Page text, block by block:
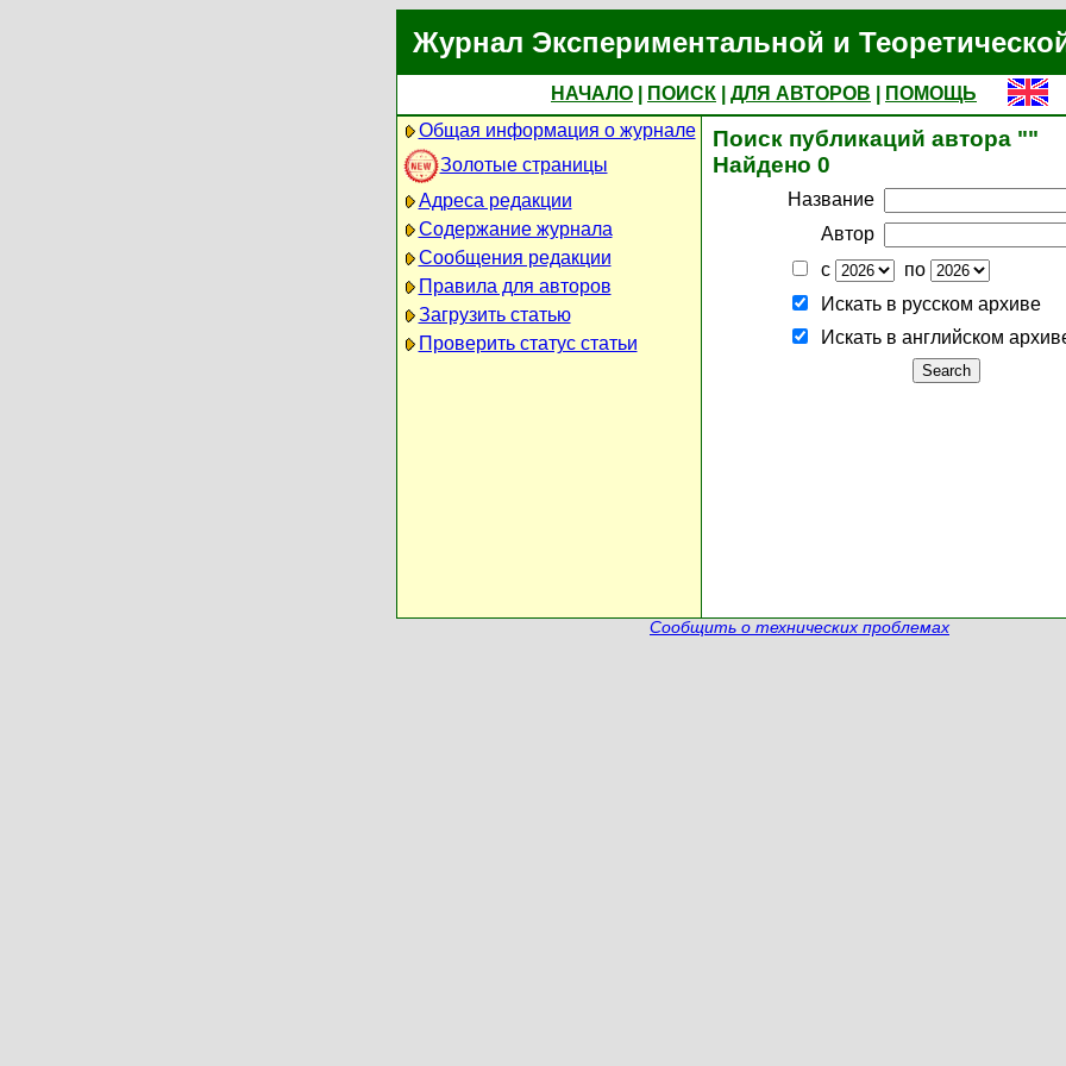
Журнал Экспериментальной и
НАЧАЛО ПОИСК ДЛЯ АВТОРОВ
ПОМОЩЬ
Общая информация о журнале
Золотые страницы
Адреса редакции
Содержание журнала
Сообщения редакции
Правила для авторов
Загрузить статью
Проверить статус статьи
Поиск публикаций автора ""
Найдено 0
Название
Автор
с
по
Искать в русском архиве
Искать в английском
Сообщить о технических проблемах